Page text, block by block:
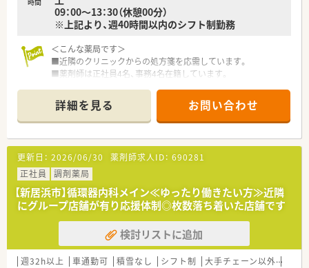
■15分単位で受講可能なe-ラーニングを導入しています。
■会社指定の研修・勉強会は勤務日扱いとなります。
いての研修と手厚いサポート体制もあります。
＜法人特徴＞
■医療（薬局経営）と福祉事業の2つの柱で成り立っている会社で
す。
高齢者社会に求められる介護用品の販売、リース、グループの
建設会社と連携した介護用住宅の建設、
リフォーム、医薬品だけではなく、各方面から患者様をサポー
トする体制が整っています。
■残業月平均5時間。本社においても残業管理を徹底、ノー残業
デー制度もございます。
■女性にも働きやすい環境（産育休取得率ほぼ100％）と1人あた
りの処方箋枚数が少なめに設定されていることから
無理せず働き続けることができる環境のため定着率が良く、平
均年齢は40歳と同規模チェーンと比較しても高めです。
■有給休暇平均消化日数10日と休暇においてもライフワークバ
ランスのとりやすい環境づくりを行っています。
■支店制度に変更し、現場重視の「自由な発想で自らサービスを
09：00～13：30（休憩00分）
※上記より、週40時間以内のシフト制勤務
＜こんな薬局です＞
■近隣のクリニックからの処方箋を応需しています。
■薬剤師は正社員4名、事務4名在籍しています。
＜業務内容＞
■内科・整形外科・小児科の処方箋がメインです。
■1日平均90枚/日程度応需しています。
■在宅（居宅）も年間20件程対応しています。
＜研修体制＞
■eラーニングによる研修認定薬剤師取得制度など、様々な研修
制度を用意しています。
＜法人概要＞
■全国へ店舗展開されている大手企業です。
新居浜エリアや愛媛県内にも他店舗ございます。転勤範囲内
を入職時に選択することもできますので、皆さんのキャリアプラ
詳細を見る お問い合わせ
更新日： 2026/06/30 薬剤師求人ID： 690281
正社員
調剤薬局
【新居浜市】循環器内科メイン≪ゆったり働きたい方≫近隣
にグループ店舗が有り応援体制◎枚数落ち着いた店舗です
検討リストに追加
週32h以上 車通勤可 積雪なし シフト制 大手チェーン以外